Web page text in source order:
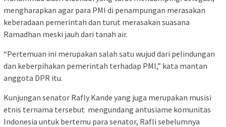
mengharapkan agar para PMI di penampungan merasakan
keberadaan pemerintah dan turut merasakan suasana
Ramadhan meski jauh dari tanah air.
“Pertemuan ini merupakan salah satu wujud dari pelindungan
dan keberpihakan pemerintah terhadap PMI,” kata mantan
anggota DPR itu.
Kunjungan senator Rafly Kande yang juga merupakan musisi
etnis ternama tersebut mengundang antusiame komunitas
Indonesia untuk bertemu para senator, Rafli sebelumnya